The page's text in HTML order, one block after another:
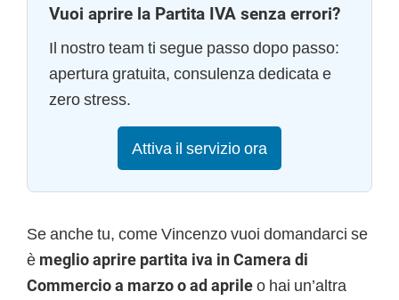
Vuoi aprire la Partita IVA senza errori?
Il nostro team ti segue passo dopo passo:
apertura gratuita, consulenza dedicata e
zero stress.
Attiva il servizio ora
Se anche tu, come Vincenzo vuoi domandarci se
è meglio aprire partita iva in Camera di
Commercio a marzo o ad aprileo hai un’altra